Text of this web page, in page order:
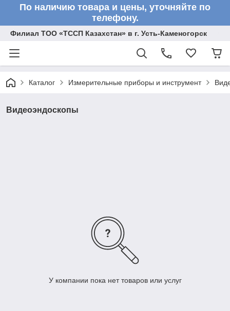
По наличию товара и цены, уточняйте по
телефону.
Филиал ТОО «ТССП Казахстан» в г. Усть-Каменогорск
Каталог Измерительные приборы и инструмент
Видеоэндоскопы
У компании пока нет товаров или услуг